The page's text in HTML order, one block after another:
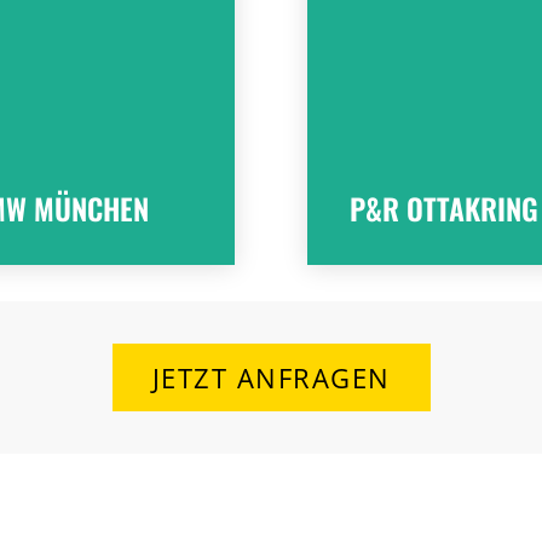
MÜNCHEN P&R OTTAKRING
3 Ebenen
JETZT ANFRAGEN